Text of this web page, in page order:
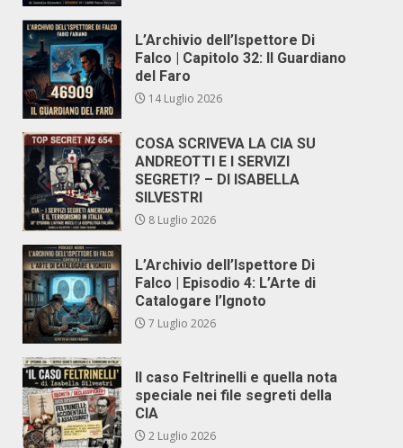
L’Archivio dell’Ispettore Di
Falco | Capitolo 32: Il Guardiano
del Faro
14 Luglio 2026
COSA SCRIVEVA LA CIA SU
ANDREOTTI E I SERVIZI
SEGRETI? – DI ISABELLA
SILVESTRI
8 Luglio 2026
L’Archivio dell’Ispettore Di
Falco | Episodio 4: L’Arte di
Catalogare l’Ignoto
7 Luglio 2026
Il caso Feltrinelli e quella nota
speciale nei file segreti della
CIA
2 Luglio 2026